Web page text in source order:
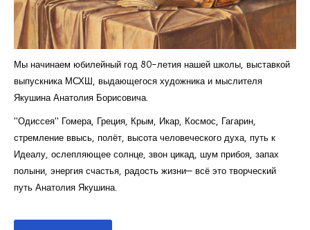
Мы начинаем юбилейный год 80-летия нашей школы, выставкой
выпускника МСХШ, выдающегося художника и мыслителя
Якушина Анатолия Борисовича.
"Одиссея" Гомера, Греция, Крым, Икар, Космос, Гагарин,
стремление ввысь, полёт, высота человеческого духа, путь к
Идеалу, ослепляющее солнце, звон цикад, шум прибоя, запах
полыни, энергия счастья, радость жизни— всё это творческий
путь Анатолия Якушина.